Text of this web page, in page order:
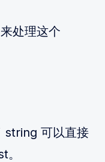
处理这个
string 可以直接